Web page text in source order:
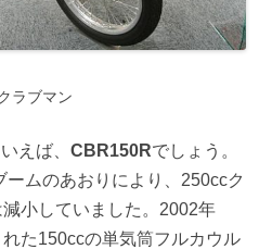
ラブマン
えば、 CBR150Rでしょう。
ムのあおりにより、250ccク
小していました。2002年
た150ccの単気筒フルカウル